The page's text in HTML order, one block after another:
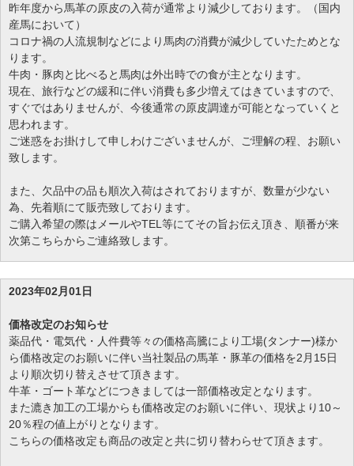
昨年度から馬革の原皮の入荷が通常より減少しております。（国内
産馬において）
コロナ禍の人流規制などにより馬肉の消費が減少していたためとな
ります。
牛肉・豚肉と比べると馬肉は外出時での食が主となります。
現在、旅行などの緩和に伴い消費も多少増えてはきていますので、
すぐではありませんが、今後通常の原皮調達が可能となっていくと
思われます。
ご迷惑をお掛けして申しわけございませんが、ご理解の程、お願い
致します。
また、欠品中の品も順次入荷はされておりますが、数量が少ない
為、先着順にて販売致しております。
ご購入希望の際はメールやTEL等にてその旨お伝え頂き、順番が来
次第こちらからご連絡致します。
2023年02月01日
価格改定のお知らせ
薬品代・電気代・人件費等々の価格高騰により工場(タンナー)様か
ら価格改定のお願いに伴い当社製品の馬革・豚革の価格を2月15日
より順次切り替えさせて頂きます。
牛革・ゴート革などにつきましては一部価格改定となります。
また漉き加工の工場からも価格改定のお願いに伴い、現状より10～
20％程の値上がりとなります。
こちらの価格改定も商品の改定と共に切り替わらせて頂きます。